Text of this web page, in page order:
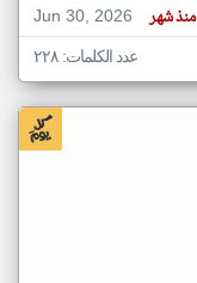
Jun 30, 2026
منذ شهر
عدد الكلمات: ٢٢٨